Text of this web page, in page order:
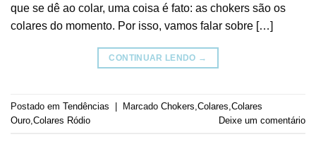
que se dê ao colar, uma coisa é fato: as chokers são os
colares do momento. Por isso, vamos falar sobre […]
CONTINUAR LENDO →
Postado em Tendências | Marcado Chokers Colares Colares
Ouro Colares Ródio Deixe um comentário